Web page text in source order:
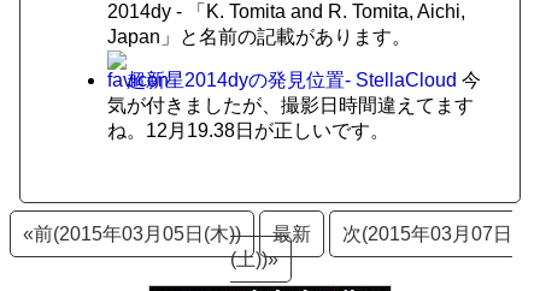
2014dy - 「K. Tomita and R. Tomita, Aichi,
Japan」と名前の記載があります。
超新星2014dyの発見位置- StellaCloud 今
気が付きましたが、撮影日時間違えてます
ね。12月19.38日が正しいです。
«前(2015年03月05日(木)) 最新
次(2015年03月07日
(土))»